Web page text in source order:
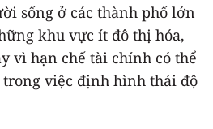
sống ở các thành phố lớn
khu vực ít đô thị hóa,
vì hạn chế tài chính có thể
việc định hình thái độ